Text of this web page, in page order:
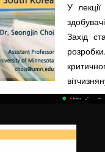
У
Захід